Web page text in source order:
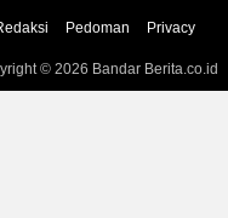
Pedoman Privacy
© 2026 Bandar Berita.co.id